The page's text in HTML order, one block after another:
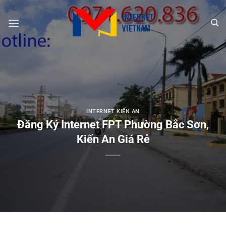
Chuyển
đến
dung
INTERNET KIẾN AN
Đăng Ký Internet FPT Phường Bắc Sơn,
Kiến An Giá Rẻ